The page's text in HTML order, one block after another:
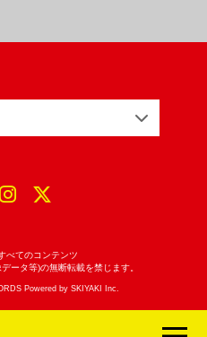
べてのコンテンツ
ータ等)の無断転載を禁じます。
Powered by SKIYAKI Inc.